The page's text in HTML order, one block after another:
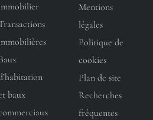
baux
Mentions
légales
Politique de
cookies
Plan de site
Recherches
fréquentes